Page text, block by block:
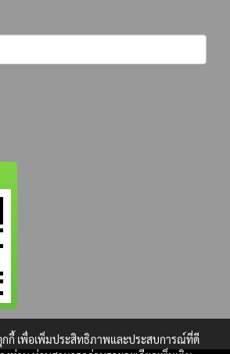
กกี้ เพื่อเพิ่มประสิทธิภาพและประสบการณ์ที่ดี